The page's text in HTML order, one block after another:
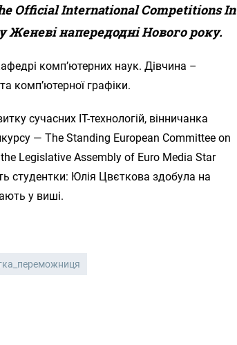
Official International Competitions In
Женеві напередодні Нового року.
комп’ютерних наук. Дівчина –
комп’ютерної графіки.
сучасних ІТ-технологій, вінничанка
— The Standing European Сommittee on
Legislative Assembly of Euro Media Star
студентки: Юлія Цвєткова здобула на
у виші.